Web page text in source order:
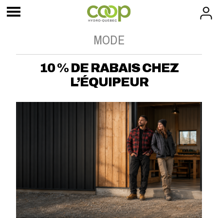
MODE
10 % DE RABAIS CHEZ
L’ÉQUIPEUR